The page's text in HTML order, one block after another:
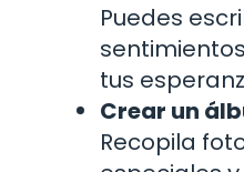
Puedes
tus
Crear un
Recopila